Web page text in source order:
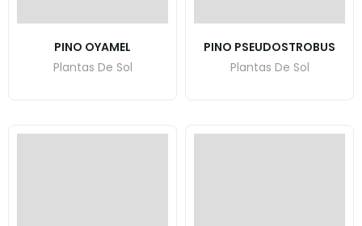
PINO OYAMEL
Plantas De Sol
PINO PSEUDOSTROBUS
Plantas De Sol